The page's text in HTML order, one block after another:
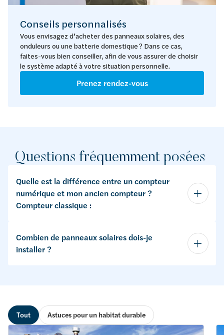
Conseils personnalisés
Vous envisagez d’acheter des panneaux solaires, des
onduleurs ou une batterie domestique ? Dans ce cas,
faites-vous bien conseiller, afin de vous assurer de choisir
le système adapté à votre situation personnelle.
Prenez rendez-vous
Questions fréquemment posées
Quelle est la différence entre un compteur
numérique et mon ancien compteur ?
Compteur classique :
Combien de panneaux solaires dois-je
installer ?
Tout Astuces pour un habitat durable